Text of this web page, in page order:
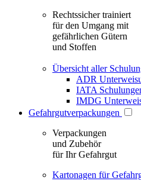
Rechtssicher trainiert
für den Umgang mit
gefährlichen Gütern
und Stoffen
Übersicht aller
ADR
IATA
IMDG
Gefahrgutverpackungen
Verpackungen
und Zubehör
für Ihr Gefahrgut
Kartonagen für